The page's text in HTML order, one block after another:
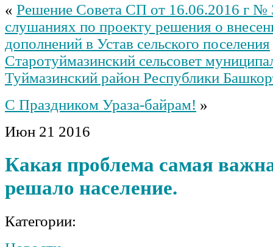
« Решение Совета СП от 16.06.2016 г №
слушаниях по проекту решения о
дополнений в Устав сельского поселения
Старотуймазинский сельсовет
Туймазинский район Республики
С Праздником Ураза-байрам! »
Июн 21 2016
Какая проблема самая
решало население.
Категории: